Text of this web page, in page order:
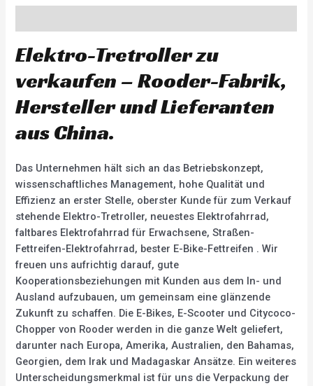
Elektro-Tretroller zu
verkaufen – Rooder-Fabrik,
Hersteller und Lieferanten
aus China.
Das Unternehmen hält sich an das Betriebskonzept,
wissenschaftliches Management, hohe Qualität und
Effizienz an erster Stelle, oberster Kunde für zum Verkauf
stehende Elektro-Tretroller, neuestes Elektrofahrrad,
faltbares Elektrofahrrad für Erwachsene, Straßen-
Fettreifen-Elektrofahrrad, bester E-Bike-Fettreifen . Wir
freuen uns aufrichtig darauf, gute
Kooperationsbeziehungen mit Kunden aus dem In- und
Ausland aufzubauen, um gemeinsam eine glänzende
Zukunft zu schaffen. Die E-Bikes, E-Scooter und Citycoco-
Chopper von Rooder werden in die ganze Welt geliefert,
darunter nach Europa, Amerika, Australien, den Bahamas,
Georgien, dem Irak und Madagaskar Ansätze. Ein weiteres
Unterscheidungsmerkmal ist für uns die Verpackung der